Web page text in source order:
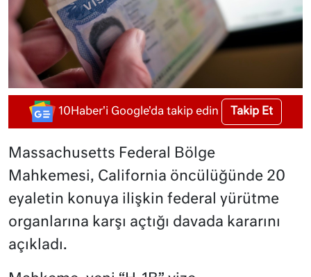
10Haber'i Google'da takip edin Takip Et
Massachusetts Federal Bölge
Mahkemesi, California öncülüğünde 20
eyaletin konuya ilişkin federal yürütme
organlarına karşı açtığı davada kararını
açıkladı.